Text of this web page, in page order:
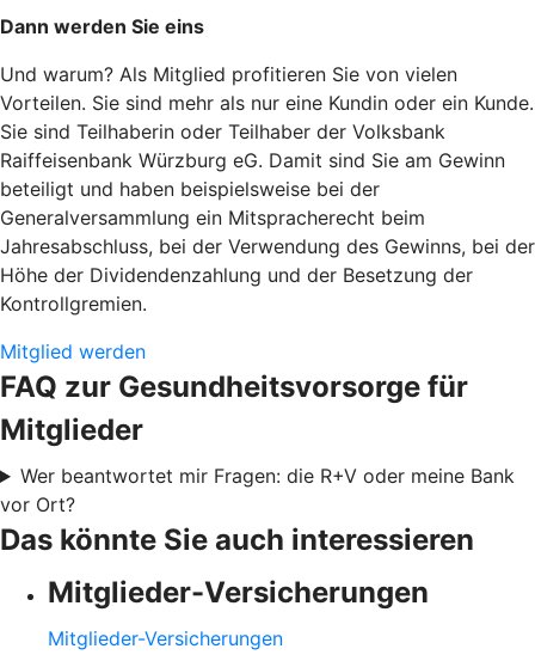
Dann werden Sie eins
Und warum? Als Mitglied profitieren Sie von vielen
Vorteilen. Sie sind mehr als nur eine Kundin oder ein Kunde.
Sie sind Teilhaberin oder Teilhaber der Volksbank
Raiffeisenbank Würzburg eG. Damit sind Sie am Gewinn
beteiligt und haben beispielsweise bei der
Generalversammlung ein Mitspracherecht beim
Jahresabschluss, bei der Verwendung des Gewinns, bei der
Höhe der Dividendenzahlung und der Besetzung der
Kontrollgremien.
Mitglied werden
FAQ zur Gesundheitsvorsorge für
Mitglieder
Wer beantwortet mir Fragen: die R+V oder meine Bank
vor Ort?
Das könnte Sie auch interessieren
Mitglieder-Versicherungen
Mitglieder-Versicherungen